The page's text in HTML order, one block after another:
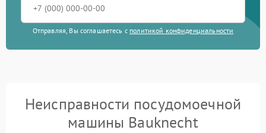
Отправляя, Вы соглашаетесь с политикой конфиденциальности
Неисправности посудомоечной
машины Bauknecht